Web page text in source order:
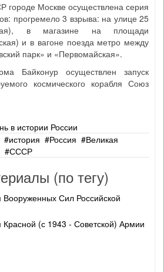
городе Москве осуществлена серия
прогремело 3 взрыва: на улице 25
в магазине на площади
и в вагоне поезда метро между
парк» и «Первомайская».
Байконур осуществлен запуск
космического корабля Союз
в истории России
история Россия
Великая
СССР
(по тегу)
Вооруженных Сил Российской
Красной (с 1943 - Советской) Армии